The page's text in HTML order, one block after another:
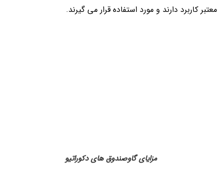
معتبر کاربرد دارند و مورد استفاده قرار می گیرند.
مزایای گاوصندوق های دکوراتیو